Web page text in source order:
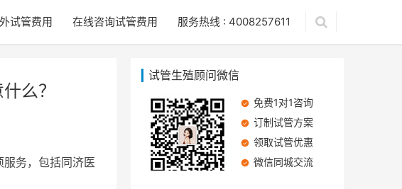
试管费用 在线咨询试管费用 服务热线 : 4008257611
么？
务，包括同济医
试管生殖顾问微信
免费1对1咨询
订制试管方案
领取试管优惠
微信同城交流